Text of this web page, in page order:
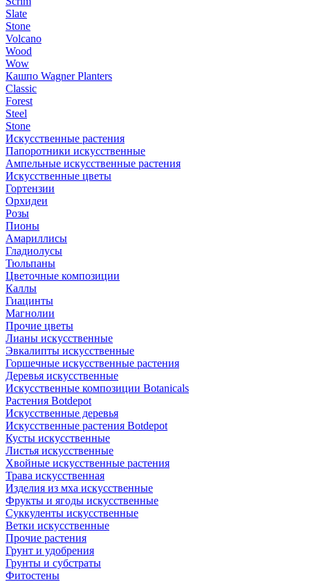
Slate
Stone
Volcano
Wood
Wow
Кашпо Wagner Planters
Classic
Forest
Steel
Stone
Искусственные растения
Папоротники искусственные
Ампельные искусственные растения
Искусственные цветы
Гортензии
Орхидеи
Розы
Пионы
Амариллисы
Гладиолусы
Тюльпаны
Цветочные композиции
Каллы
Гиацинты
Магнолии
Прочие цветы
Лианы искусственные
Эвкалипты искусственные
Горшечные искусственные растения
Деревья искусственные
Искусственные композиции Botanicals
Растения Botdepot
Искусственные деревья
Искусственные растения Botdepot
Кусты искусственные
Листья искусственные
Хвойные искусственные растения
Трава искусственная
Изделия из мха искусственные
Фрукты и ягоды искусственные
Суккуленты искусственные
Ветки искусственные
Прочие растения
Грунт и удобрения
Грунты и субстраты
Фитостены